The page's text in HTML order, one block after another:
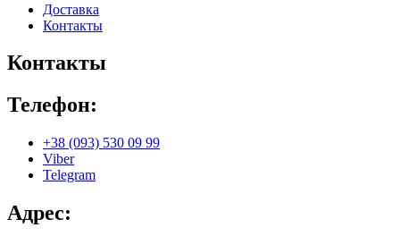
Доставка
Контакты
Контакты
Телефон:
+38 (093) 530 09 99
Viber
Telegram
Адрес: